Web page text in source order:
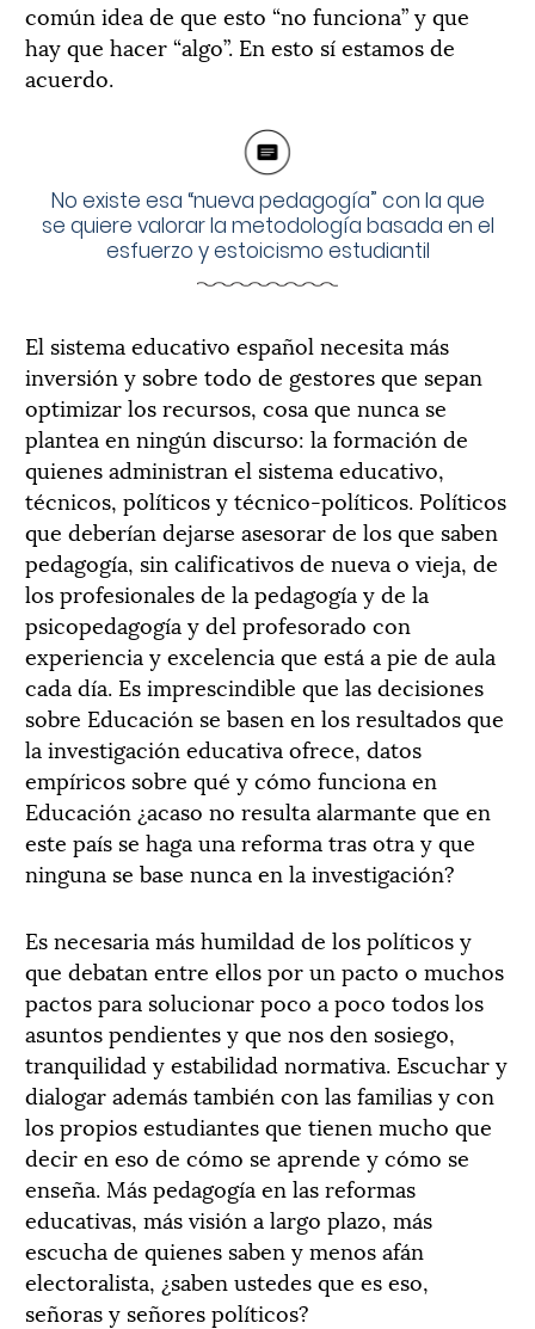
común idea de que esto “no funciona” y que
hay que hacer “algo”. En esto sí estamos de
acuerdo.
No existe esa “nueva pedagogía” con la que
se quiere valorar la metodología basada en el
esfuerzo y estoicismo estudiantil
El sistema educativo español necesita más
inversión y sobre todo de gestores que sepan
optimizar los recursos, cosa que nunca se
plantea en ningún discurso: la formación de
quienes administran el sistema educativo,
técnicos, políticos y técnico-políticos. Políticos
que deberían dejarse asesorar de los que saben
pedagogía, sin calificativos de nueva o vieja, de
los profesionales de la pedagogía y de la
psicopedagogía y del profesorado con
experiencia y excelencia que está a pie de aula
cada día. Es imprescindible que las decisiones
sobre Educación se basen en los resultados que
la investigación educativa ofrece, datos
empíricos sobre qué y cómo funciona en
Educación ¿acaso no resulta alarmante que en
este país se haga una reforma tras otra y que
ninguna se base nunca en la investigación?
Es necesaria más humildad de los políticos y
que debatan entre ellos por un pacto o muchos
pactos para solucionar poco a poco todos los
asuntos pendientes y que nos den sosiego,
tranquilidad y estabilidad normativa. Escuchar y
dialogar además también con las familias y con
los propios estudiantes que tienen mucho que
decir en eso de cómo se aprende y cómo se
enseña. Más pedagogía en las reformas
educativas, más visión a largo plazo, más
escucha de quienes saben y menos afán
electoralista, ¿saben ustedes que es eso,
señoras y señores políticos?